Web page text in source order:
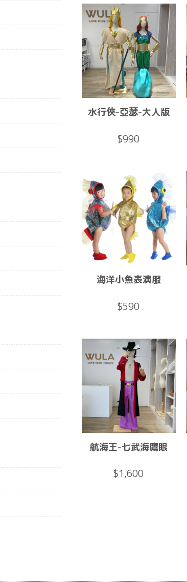
水行俠-亞瑟-大人版
$990
海洋小魚表演服
$590
航海王-七武海鷹眼
$1,600